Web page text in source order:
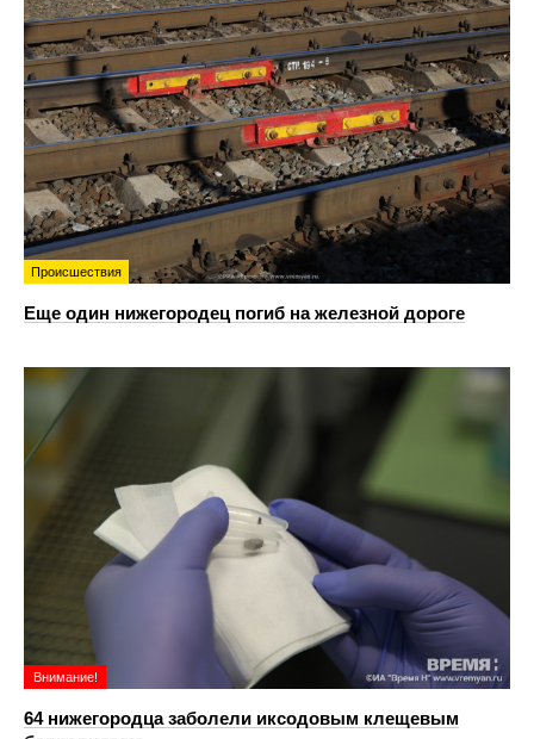
Происшествия
Еще один нижегородец погиб на железной дороге
Внимание!
64 нижегородца заболели иксодовым клещевым